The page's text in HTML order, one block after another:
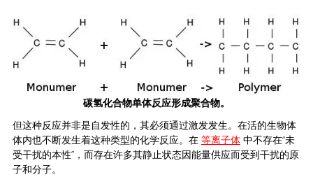
碳氢化合物单体反应形成聚合物。
但这种反应并非是自发性的，其必须通过激发发生。在活的生物体
体内也不断发生着这种类型的化学反应。在 等离子体中不存在“未
受干扰的本性”，而存在许多其静止状态因能量供应而受到干扰的原
子和分子。